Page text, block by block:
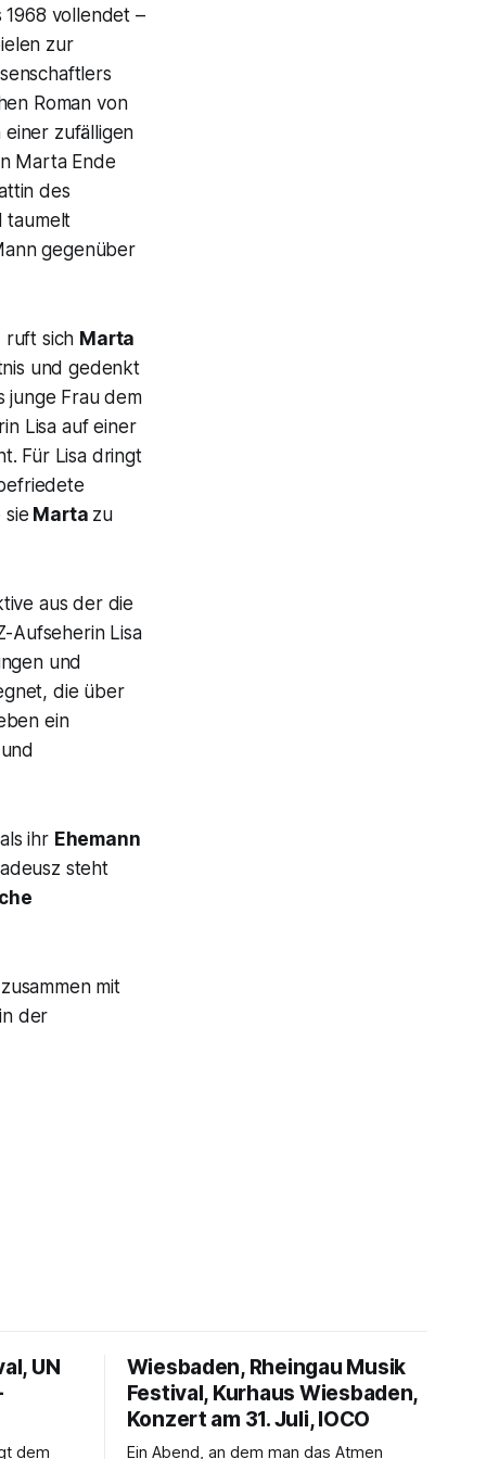
vollendet –
zur
Roman von
zufälligen
Marta Ende
des
taumelt
gegenüber
ruft sich Marta
und gedenkt
junge Frau dem
Lisa auf einer
Für Lisa dringt
sie Marta zu
aus der die
Aufseherin Lisa
und
die über
ein
ihr Ehemann
steht
mit
der
UN
dem
Wiesbaden, Rheingau Musik
Festival, Kurhaus Wiesbaden,
Konzert am 31. Juli, IOCO
Ein Abend, an dem man das Atmen